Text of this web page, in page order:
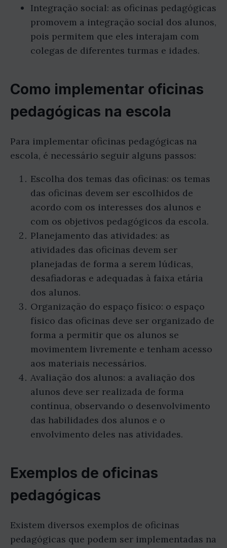
Integração social: as oficinas pedagógicas
promovem a integração social dos alunos,
pois permitem que eles interajam com
colegas de diferentes turmas e idades.
Como implementar oficinas
pedagógicas na escola
Para implementar oficinas pedagógicas na
escola, é necessário seguir alguns passos:
Escolha dos temas das oficinas: os temas
das oficinas devem ser escolhidos de
acordo com os interesses dos alunos e
com os objetivos pedagógicos da escola.
Planejamento das atividades: as
atividades das oficinas devem ser
planejadas de forma a serem lúdicas,
desafiadoras e adequadas à faixa etária
dos alunos.
Organização do espaço físico: o espaço
físico das oficinas deve ser organizado de
forma a permitir que os alunos se
movimentem livremente e tenham acesso
aos materiais necessários.
Avaliação dos alunos: a avaliação dos
alunos deve ser realizada de forma
contínua, observando o desenvolvimento
das habilidades dos alunos e o
envolvimento deles nas atividades.
Exemplos de oficinas
pedagógicas
Existem diversos exemplos de oficinas
pedagógicas que podem ser implementadas na